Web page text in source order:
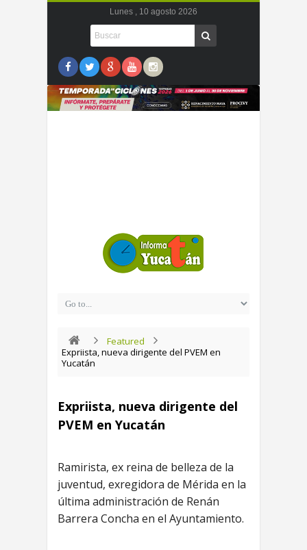
Lunes , 10 agosto 2026
Featured
Expriista, nueva dirigente del PVEM en
Yucatán
Expriista, nueva dirigente del
PVEM en Yucatán
Ramirista, ex reina de belleza de la
juventud, exregidora de Mérida en la
última administración de Renán
Barrera Concha en el Ayuntamiento.